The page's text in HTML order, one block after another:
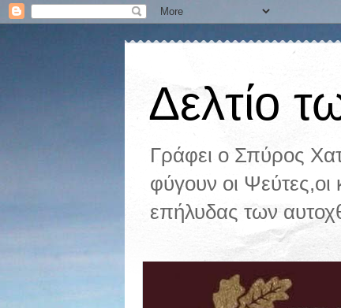
Δελτίο
Γράφει ο Σπύρος
φύγουν οι Ψεύτες,οι
επήλυδας των